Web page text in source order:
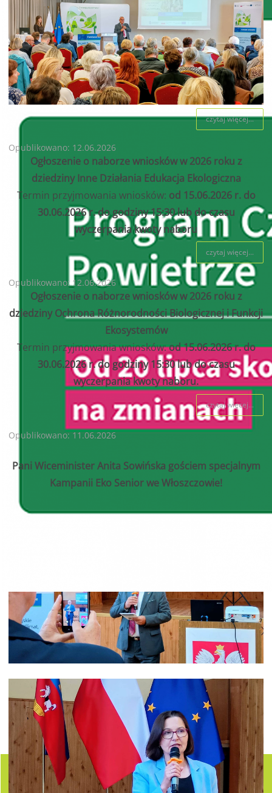
czytaj więcej...
Opublikowano: 12.06.2026
Ogłoszenie o naborze wniosków w 2026 roku z
dziedziny Inne Działania Edukacja Ekologiczna
Termin przyjmowania wniosków: od 15.06.2026 r. do
30.06.2026 r. do godziny 15:30 lub do czasu
wyczerpania kwoty naboru
czytaj więcej...
Opublikowano: 12.06.2026
Ogłoszenie o naborze wniosków w 2026 roku z
dziedziny Ochrona Różnorodności Biologicznej i Funkcji
Ekosystemów
Termin przyjmowania wniosków:od 15.06.2026 r. do
30.06.2026 r. do godziny 15:30 lub do czasu
wyczerpania kwoty naboru.
czytaj więcej...
Opublikowano: 11.06.2026
Pani Wiceminister Anita Sowińska gościem specjalnym
Kampanii Eko Senior we Włoszczowie!